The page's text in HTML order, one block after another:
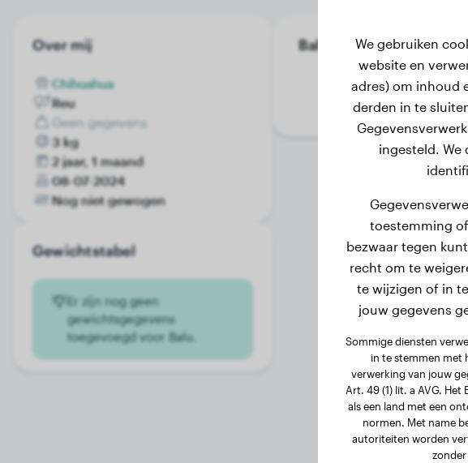
Over mij
Chihuahua
Reu
Geen gegevens
3 kg
2 jaar, 1 maand
08-07-2024
Nog niet gewogen
Gewichtstabel
Er zijn nog geen
gewichtsgegevens
toegevoegd voor Balu.
Balu's
Er zijn nog
We gebruiken
website en
adres) om inhoud
derden in te
ingesteld. We
toestemming
bezwaar tegen
recht om te
te wijzigen of in
jouw gegevens
Sommige diensten
in te stemmen met
verwerking van jouw
Art. 49 (1) lit. a AVG.
als een land met een
normen. Met name
autoriteiten worden
zonder